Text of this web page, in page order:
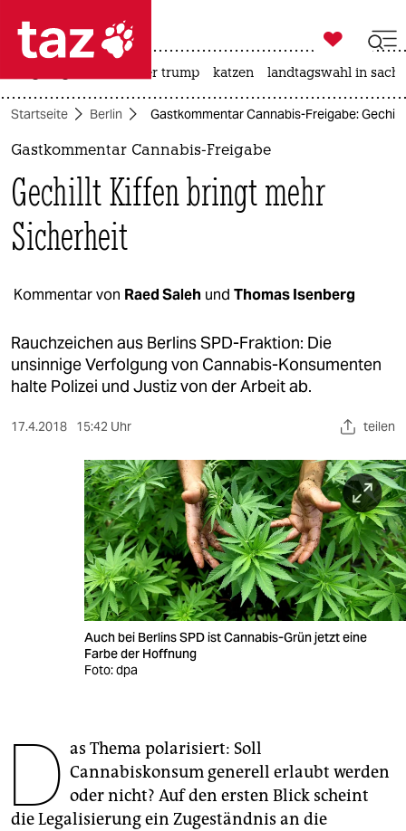
 taz zahl ich
taz zahl ich
politik
öko
gesellschaft
sport
wahrheit
veranstaltungen
fragen & hilfe
abo
genossenschaft
epaper login

taz zahl ich
usa unter trump katzen landtagswahl in
Startseite Berlin Gastkommentar Cannabis-Freigabe:
Gastkommentar Cannabis-Freigabe
Gechillt Kiffen bringt mehr
Sicherheit
Kommentar von Raed Saleh und Thomas Isenberg
Rauchzeichen aus Berlins SPD-Fraktion: Die
unsinnige Verfolgung von Cannabis-Konsumenten
halte Polizei und Justiz von der Arbeit ab.
17.4.2018 15:42 Uhr teilen
Auch bei Berlins SPD ist Cannabis-Grün jetzt eine
Farbe der Hoffnung
Foto: dpa
D as Thema polarisiert: Soll
Cannabiskonsum generell erlaubt werden
oder nicht? Auf den ersten Blick scheint
die Legalisierung ein Zugeständnis an die